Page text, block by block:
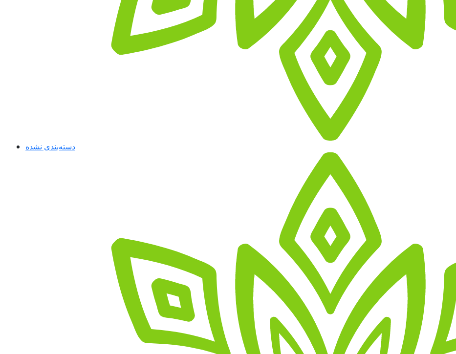
دسته‌بندی نشده